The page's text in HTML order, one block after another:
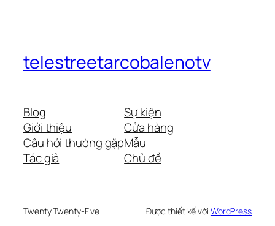
telestreetarcobalenotv
Blog
Giới thiệu
Câu hỏi thường gặp
Tác giả
Sự kiện
Cửa hàng
Mẫu
Chủ đề
Twenty Twenty-Five Được thiết kế với WordPress